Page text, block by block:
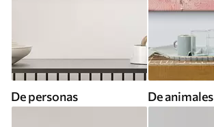
De personas De animales